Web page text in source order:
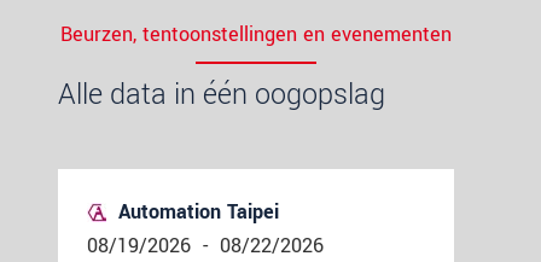
Beurzen, tentoonstellingen en evenementen
Alle data in één oogopslag
Automation Taipei
08/19/2026 - 08/22/2026